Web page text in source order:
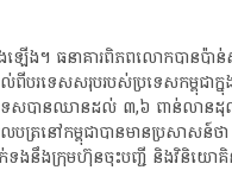
ើង​។​ ធនាគារពិភពលោក​បាន​ប៉ា
រទេស​សរុប​របស់​ប្រទេស​កម្ពុជា​
ទេស​បាន​ឈាន​ដល់​ ៣,៦​ ពាន់​លាន​ដុ
រ​នៅ​កម្ពុជា​បាន​មាន​ប្រសាសន៍​ថ
ាក់ទង​នឹង​ក្រុមហ៊ុន​ចុះបញ្ជី​ និង​វិនិយោ